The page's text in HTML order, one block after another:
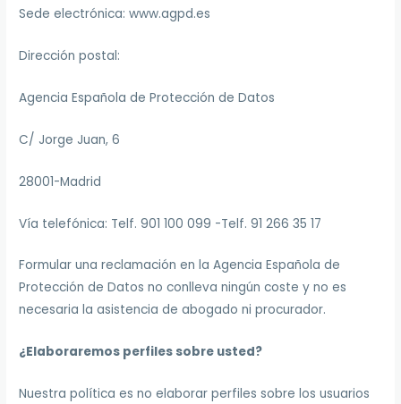
Sede electrónica: www.agpd.es
Dirección postal:
Agencia Española de Protección de Datos
C/ Jorge Juan, 6
28001-Madrid
Vía telefónica: Telf. 901 100 099 -Telf. 91 266 35 17
Formular una reclamación en la Agencia Española de
Protección de Datos no conlleva ningún coste y no es
necesaria la asistencia de abogado ni procurador.
¿Elaboraremos perfiles sobre usted?
Nuestra política es no elaborar perfiles sobre los usuarios